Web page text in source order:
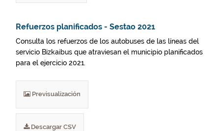
Refuerzos planificados - Sestao 2021
Consulta los refuerzos de los autobuses de las líneas del
servicio Bizkaibus que atraviesan el municipio planificados
para el ejercicio 2021.
Previsualización
Descargar CSV